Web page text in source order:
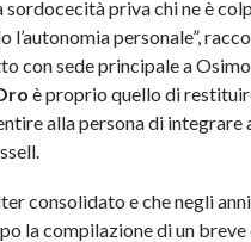
priva chi ne è
personale”,
con sede principale a
è proprio quello di
alla persona di integrare
consolidato e che negli
la compilazione di un